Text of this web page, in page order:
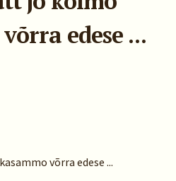
edese ...
võrra edese ...